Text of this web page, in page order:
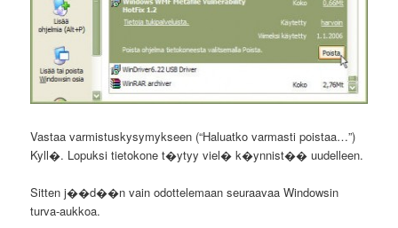
Vastaa varmistuskysymykseen (“Haluatko varmasti poistaa…”)
Kyll�. Lopuksi tietokone t�ytyy viel� k�ynnist�� uudelleen.
Sitten j��d��n vain odottelemaan seuraavaa Windowsin
turva-aukkoa.